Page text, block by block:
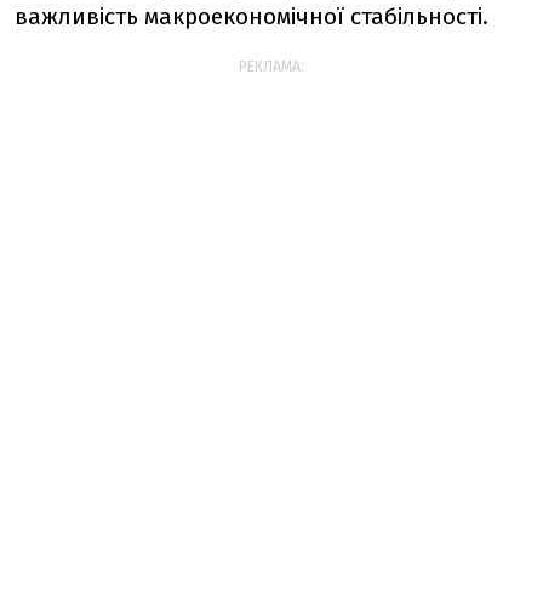
важливість макроекономічної стабільності.
РЕКЛАМА: